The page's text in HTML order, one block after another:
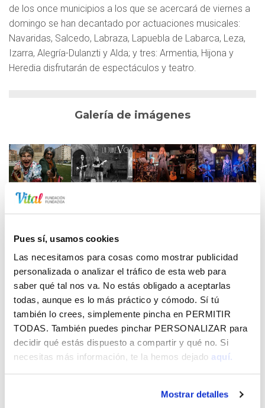
Pues sí, usamos cookies
Las necesitamos para cosas como mostrar publicidad
personalizada o analizar el tráfico de esta web para
saber qué tal nos va. No estás obligado a aceptarlas
todas, aunque es lo más práctico y cómodo. Sí tú
también lo crees, simplemente pincha en PERMITIR
TODAS. También puedes pinchar PERSONALIZAR para
decidir qué estás dispuesto a compartir y qué no. Si
necesitas más información, te la hemos dejado aquí.
Mostrar detalles
de los once municipios a los que se acercará de viernes a
domingo se han decantado por actuaciones musicales:
Navaridas, Salcedo, Labraza, Lapuebla de Labarca, Leza,
Izarra, Alegría-Dulanzti y Alda; y tres: Armentia, Hijona y
Heredia disfrutarán de espectáculos y teatro.
Galería de imágenes
NP - VITAL POR ALAVA 120725 50.09 KB
Vital por Álava - Agosto 2026
CórrELA 2026